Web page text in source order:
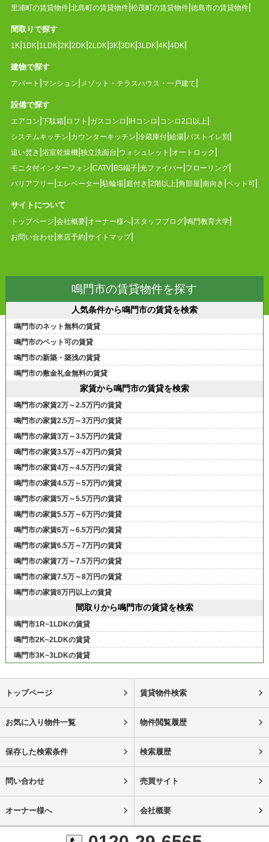
里浦町の賃貸物件 北島町の賃貸物件 松茂町の賃貸物件 徳島市の賃貸物件
間取りで探す
1K 1DK 1LDK 2K 2DK 2LDK 3K 3DK 3LDK 4K 4DK
建物で探す
アパート マンション メゾット・テラスハウス・一戸建て
設備で探す
エアコン 下駄箱 ロフト ガスコンロ IHコンロ コンロ2口以上
システムキッチン カウンターキッチン 冷蔵庫付 給湯 バストイレ別
追い焚き 浴室乾燥機 独立洗面台 ウォシュレット オートロック
モニタ付インターフォン CATV BS端子 光ファイバー フローリング
バリアフリー エレベーター 駐輪場 庭付き 2階以上 角部屋 南向き ペット可
サイトについて
トップページ 会社概要 オーナー様へ スタッフブログ 鳴門教育大学
お問い合わせ 来店予約 サイトマップ
鳴門市の賃貸物件を探す
人気条件から鳴門市の賃貸を検索
鳴門市のネット無料の賃貸
鳴門市のペット可の賃貸
鳴門市の新築・築浅の賃貸
鳴門市の敷金礼金無料の賃貸
家賃から鳴門市の賃貸を検索
鳴門市の家賃2万～2.5万円の賃貸
鳴門市の家賃2.5万～3万円の賃貸
鳴門市の家賃3万～3.5万円の賃貸
鳴門市の家賃3.5万～4万円の賃貸
鳴門市の家賃4万～4.5万円の賃貸
鳴門市の家賃4.5万～5万円の賃貸
鳴門市の家賃5万～5.5万円の賃貸
鳴門市の家賃5.5万～6万円の賃貸
鳴門市の家賃6万～6.5万円の賃貸
鳴門市の家賃6.5万～7万円の賃貸
鳴門市の家賃7万～7.5万円の賃貸
鳴門市の家賃7.5万～8万円の賃貸
鳴門市の家賃8万円以上の賃貸
間取りから鳴門市の賃貸を検索
鳴門市1R~1LDKの賃貸
鳴門市2K~2LDKの賃貸
鳴門市3K~3LDKの賃貸
トップページ 賃貸物件検索
お気に入り物件一覧 物件閲覧履歴
保存した検索条件 検索履歴
問い合わせ 売買サイト
オーナー様へ 会社概要